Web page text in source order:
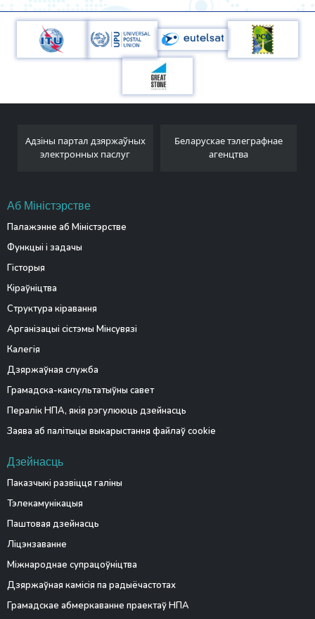
Адзіны партал дзяржаўных
электронных паслуг
Беларускае тэлеграфнае
агенцтва
Аб Міністэрстве
Палажэнне аб Міністэрстве
Функцыі і задачы
Гісторыя
Кіраўніцтва
Структура кіравання
Арганізацыі сістэмы Мінсувязі
Калегія
Дзяржаўная служба
Грамадска-кансультатыўны савет
Пералік НПА, якія рэгулююць дзейнасць
Заява аб палітыцы выкарыстання файлаў cookie
Дзейнасць
Паказчыкі развіцця галіны
Тэлекамунікацыя
Паштовая дзейнасць
Ліцэнзаванне
Міжнароднае супрацоўніцтва
Дзяржаўная камісія па радыёчастотах
Грамадскае абмеркаванне праектаў НПА